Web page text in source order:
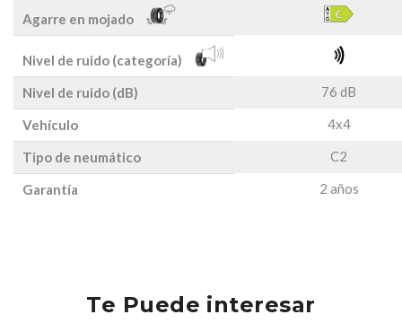
Agarre en mojado
Nivel de ruido (categoría)
Nivel de ruido (dB)
76 dB
Vehículo 4x4
Tipo de neumático C2
Garantía 2 años
Te Puede interesar